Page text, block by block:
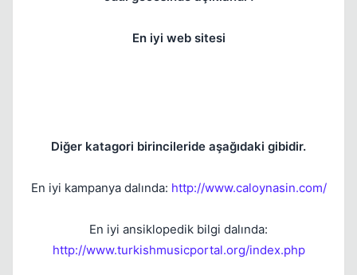
En iyi web sitesi
Diğer katagori birincileride aşağıdaki gibidir.
En iyi kampanya dalında: http://www.caloynasin.com/
En iyi ansiklopedik bilgi dalında:
http://www.turkishmusicportal.org/index.php